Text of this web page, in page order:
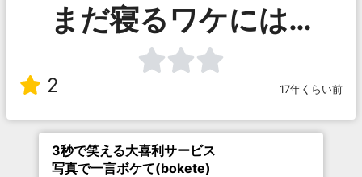
まだ寝るワケには…
2 17年くらい前
3秒で笑える大喜利サービス
写真で一言ボケて(bokete)